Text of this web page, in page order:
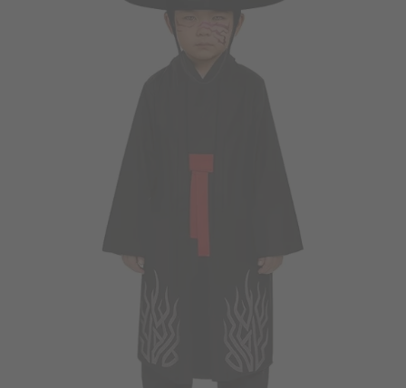
Vá em frente! Estávamos esperando por você.
CRIAR CONTA